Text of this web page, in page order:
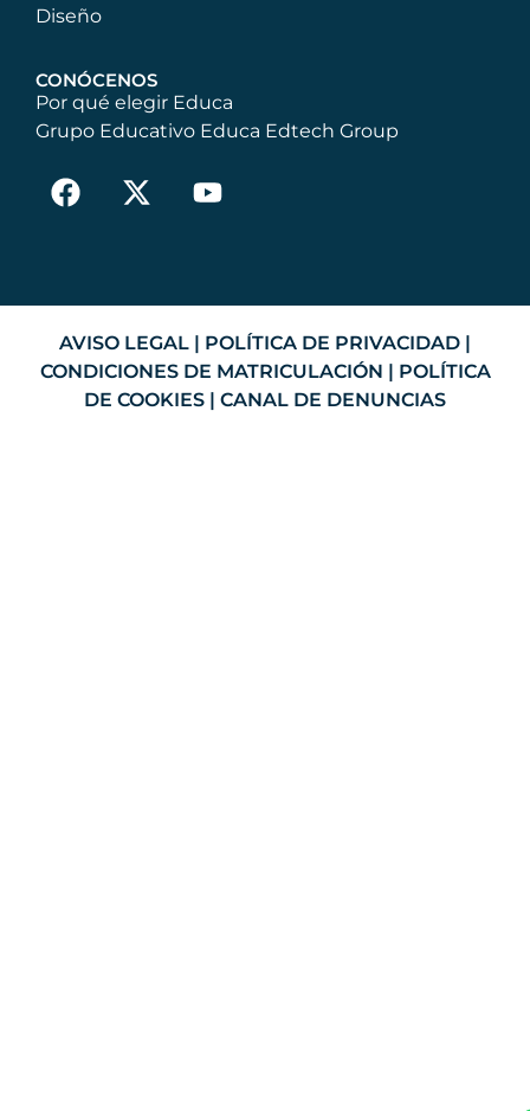
Diseño
CONÓCENOS
Por qué elegir Educa
Grupo Educativo Educa Edtech Group
AVISO LEGAL | POLÍTICA DE PRIVACIDAD |
CONDICIONES DE MATRICULACIÓN | POLÍTICA
DE COOKIES | CANAL DE DENUNCIAS